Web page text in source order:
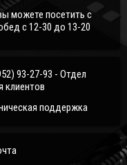
можете посетить с
с 12-30 до 13-20
93-27-93 - Отдел
клиентов
поддержка